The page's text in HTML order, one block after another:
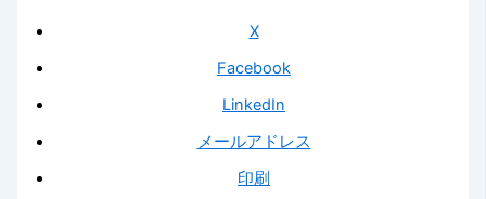
X
Facebook
LinkedIn
メールアドレス
印刷